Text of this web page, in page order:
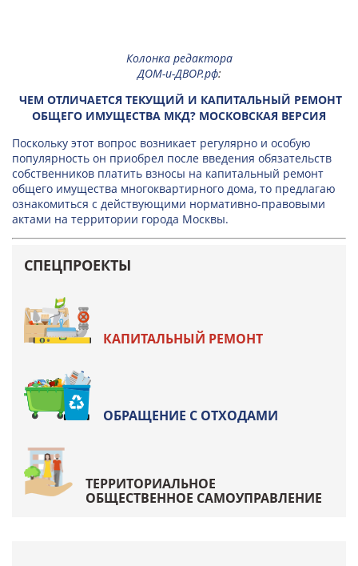
Колонка редактора
ДОМ-и-ДВОР.рф:
ЧЕМ ОТЛИЧАЕТСЯ ТЕКУЩИЙ И КАПИТАЛЬНЫЙ РЕМОНТ
ОБЩЕГО ИМУЩЕСТВА МКД? МОСКОВСКАЯ ВЕРСИЯ
Поскольку этот вопрос возникает регулярно и особую
популярность он приобрел после введения обязательств
собственников платить взносы на капитальный ремонт
общего имущества многоквартирного дома, то предлагаю
ознакомиться с действующими нормативно-правовыми
актами на территории города Москвы.
СПЕЦПРОЕКТЫ
КАПИТАЛЬНЫЙ РЕМОНТ
ОБРАЩЕНИЕ С ОТХОДАМИ
ТЕРРИТОРИАЛЬНОЕ
ОБЩЕСТВЕННОЕ САМОУПРАВЛЕНИЕ